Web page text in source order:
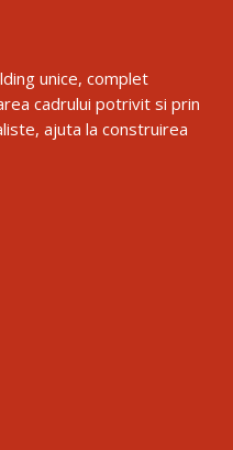
unice, complet
cadrului potrivit si prin
ajuta la construirea